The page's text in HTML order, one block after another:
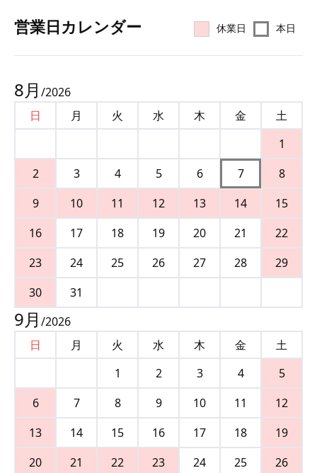
営業⽇カレンダー 休業日 本日
8月 /2026
日
月 火 水 木 金
土
1
2
3 4 5 6 7
8
9
10 11 12 13 14
15
16
17 18 19 20 21
22
23
24 25 26 27 28
29
30
31
9月 /2026
日
月 火 水 木 金
土
1
2 3 4
5
6
7 8 9 10 11
12
13
14 15 16 17 18
19
20
21 22 23 24 25
26